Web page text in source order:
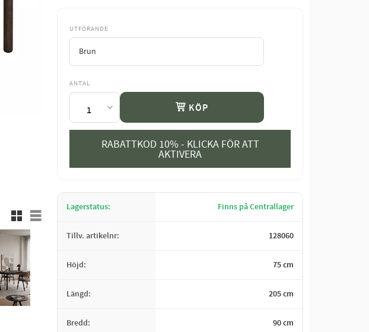
Rutnätsvy
Listvy
UTFÖRANDE
ANTAL
KÖP
RABATTKOD 10% - KLICKA FÖR ATT
AKTIVERA
Lagerstatus Finns på Centrallager
Tillv. artikelnr 128060
Höjd 75 cm
Längd 205 cm
Bredd 90 cm